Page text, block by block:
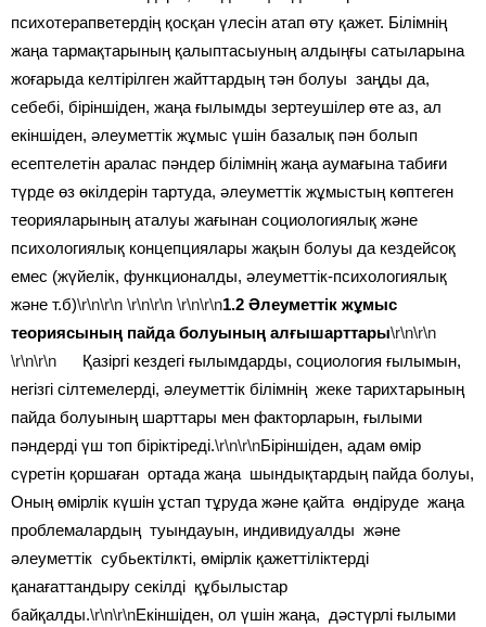
психотерапветердің қосқан үлесін атап өту қажет. Білімнің
жаңа тармақтарының қалыптасыуның алдыңғы сатыларына
жоғарыда келтірілген жайттардың тән болуы заңды да,
себебі, біріншіден, жаңа ғылымды зертеушілер өте аз, ал
екіншіден, әлеуметтік жұмыс үшін базалық пән болып
есептелетін аралас пәндер білімнің жаңа аумағына табиғи
түрде өз өкілдерін тартуда, әлеуметтік жұмыстың көптеген
теорияларының аталуы жағынан социологиялық және
психологиялық концепциялары жақын болуы да кездейсоқ
емес (жүйелік, функционалды, әлеуметтік-психологиялық
және т.б)\r\n\r\n \r\n\r\n \r\n\r\n1.2 Әлеуметтік жұмыс
теориясының пайда болуының алғышарттары\r\n\r\n
\r\n\r\n Қазіргі кездегі ғылымдарды, социология ғылымын,
негізгі сілтемелерді, әлеуметтік білімнің жеке тарихтарының
пайда болуының шарттары мен факторларын, ғылыми
пәндерді үш топ біріктіреді.\r\n\r\nБіріншіден, адам өмір
сүретін қоршаған ортада жаңа шындықтардың пайда болуы,
Оның өмірлік күшін ұстап тұруда және қайта өндіруде жаңа
проблемалардың туындауын, индивидуалды және
әлеуметтік субьектілкті, өмірлік қажеттіліктерді
қанағаттандыру секілді құбылыстар
байқалды.\r\n\r\nЕкіншіден, ол үшін жаңа, дәстүрлі ғылыми